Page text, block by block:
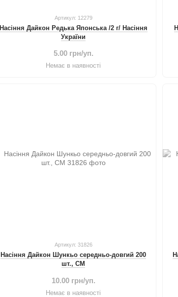
Артикул: 12279
Насіння Дайкон Редька Японська /2 г/ Насіння
України
5.00 грн/уп.
Немає в наявності
Артикул: 31826
Насіння Дайкон Шункьо середньо-довгий 200
шт., СМ
10.00 грн/уп.
Немає в наявності